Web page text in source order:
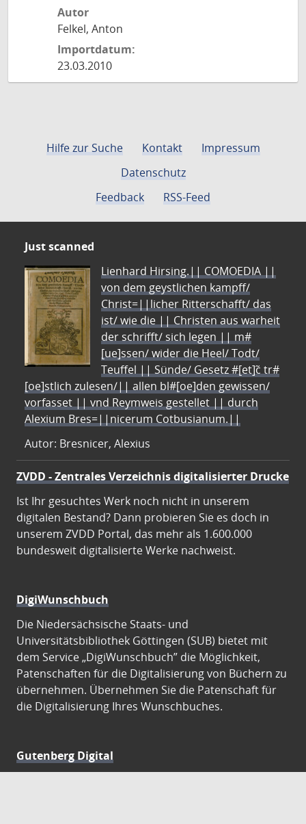
Autor
Felkel, Anton
Importdatum:
23.03.2010
Hilfe zur Suche Kontakt
Impressum
Datenschutz
Feedback
RSS-Feed
Just scanned
Lienhard Hirsing.|| COMOEDIA ||
von dem geystlichen kampff/
Christ=||licher Ritterschafft/ das
ist/ wie die || Christen aus warheit
der schrifft/ sich legen || m#
[ue]ssen/ wider die Heel/ Todt/
Teuffel || Sünde/ Gesetz #[et]c̃ tr#
[oe]stlich zulesen/|| allen bl#[oe]den gewissen/
vorfasset || vnd Reymweis gestellet || durch
Alexium Bres=||nicerum Cotbusianum.||
Autor: Bresnicer, Alexius
ZVDD - Zentrales Verzeichnis digitalisierter Drucke
Ist Ihr gesuchtes Werk noch nicht in unserem
digitalen Bestand? Dann probieren Sie es doch in
unserem ZVDD Portal, das mehr als 1.600.000
bundesweit digitalisierte Werke nachweist.
DigiWunschbuch
Die Niedersächsische Staats- und
Universitätsbibliothek Göttingen (SUB) bietet mit
dem Service „DigiWunschbuch” die Möglichkeit,
Patenschaften für die Digitalisierung von Büchern zu
übernehmen. Übernehmen Sie die Patenschaft für
die Digitalisierung Ihres Wunschbuches.
Gutenberg Digital